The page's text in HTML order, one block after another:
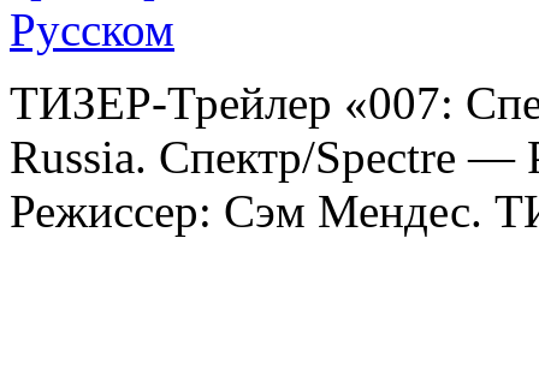
ТИЗЕР-Трейлер «007:
Russia. Спектр/Spectre —
Режиссер: Сэм Мендес.